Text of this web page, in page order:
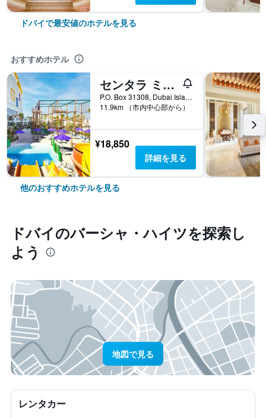
ドバイで最安値のホテルを見る
おすすめホテル
センタラ ミラージュ ビーチ リゾート ドバイ
P.O. Box 31308, Dubai Islands, Dubai, United Arab Emirates, ドバイ, アラブ首長国連邦
11.9km （市内中心部から）
¥18,850
詳細を見る
他のおすすめホテルを見る
ドバイ​のバーシャ・ハイツ​を探索し
よう
地図で見る
レンタカー